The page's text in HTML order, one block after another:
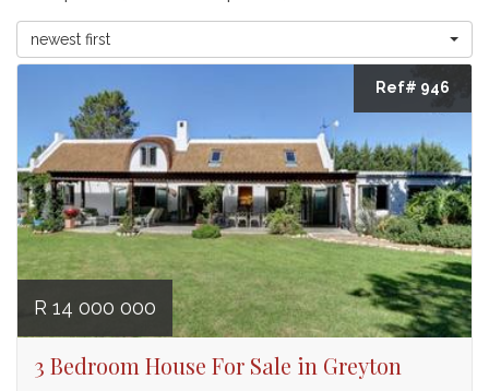
newest first
Ref# 946
R 14 000 000
3 Bedroom House For Sale in Greyton